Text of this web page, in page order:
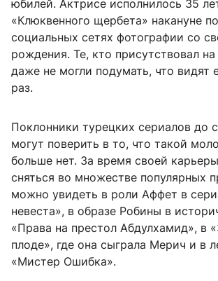
юбилей. Актрисе исполнилось 35
«Клюквенного щербета» накануне
социальных сетях фотографии со
рождения. Те, кто присутствовал на
даже не могли подумать, что видят
раз.
Поклонники турецких сериалов до
могут поверить в то, что такой
больше нет. За время своей
сняться во множестве популярных
можно увидеть в роли Аффет в
невеста», в образе Робины в
«Права на престол Абдулхамид», в
плоде», где она сыграла Мерич и в
«Мистер Ошибка».